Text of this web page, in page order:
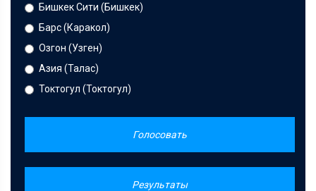
Бишкек Сити (Бишкек)
Барс (Каракол)
Озгон (Узген)
Азия (Талас)
Токтогул (Токтогул)
Голосовать
Результаты